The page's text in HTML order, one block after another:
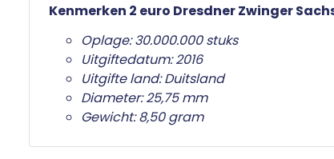
Kenmerken 2 euro Dresdner Zwinger
Oplage: 30.000.000 stuks
Uitgiftedatum: 2016
Uitgifte land: Duitsland
Diameter: 25,75 mm
Gewicht: 8,50 gram